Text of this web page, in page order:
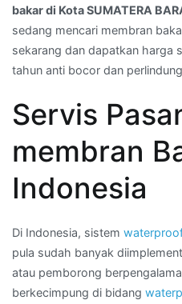
244
–
Telp
Kami
jasa
membran
di
SUMATERA
BARAT
bakar di Kota SUMATERA
sedang mencari membran
sekarang dan dapatkan harga
tahun anti bocor dan
Servis
membran
Indonesia
Di Indonesia, sistem
pula sudah banyak
atau pemborong
berkecimpung di bidang